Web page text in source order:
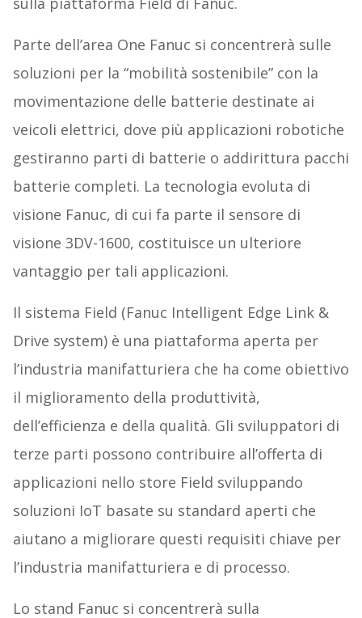
Parte dell’area One Fanuc si concentrerà sulle
soluzioni per la “mobilità sostenibile” con la
movimentazione delle batterie destinate ai
veicoli elettrici, dove più applicazioni robotiche
gestiranno parti di batterie o addirittura pacchi
batterie completi. La tecnologia evoluta di
visione Fanuc, di cui fa parte il sensore di
visione 3DV-1600, costituisce un ulteriore
vantaggio per tali applicazioni.
Il sistema Field (Fanuc Intelligent Edge Link &
Drive system) è una piattaforma aperta per
l’industria manifatturiera che ha come obiettivo
il miglioramento della produttività,
dell’efficienza e della qualità. Gli sviluppatori di
terze parti possono contribuire all’offerta di
applicazioni nello store Field sviluppando
soluzioni IoT basate su standard aperti che
aiutano a migliorare questi requisiti chiave per
l’industria manifatturiera e di processo.
Lo stand Fanuc si concentrerà sulla